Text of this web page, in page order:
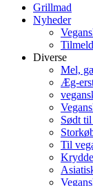
Grillmad
Nyheder
Diverse
Mel,
Æg-
Sødt
Til